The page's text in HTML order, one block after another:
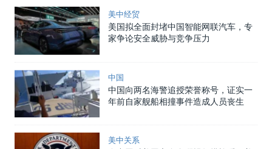
美中经贸
美国拟全面封堵中国智能网联汽车，专
家争论安全威胁与竞争压力
中国
中国向两名海警追授荣誉称号，证实一
年前自家舰船相撞事件造成人员丧生
美中关系